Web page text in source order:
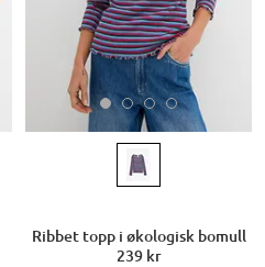
Ribbet topp i økologisk bomull
239 kr